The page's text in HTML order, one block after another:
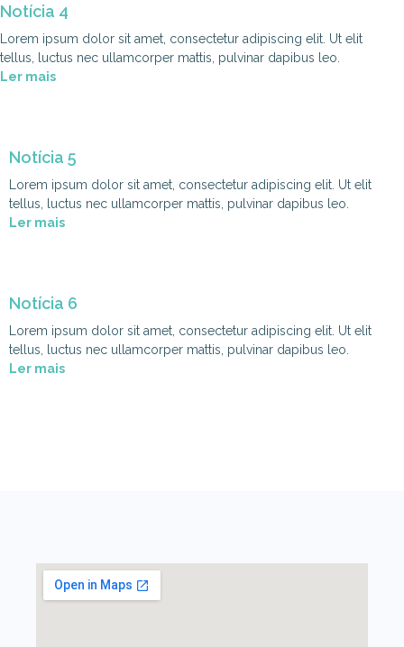
Notícia 4
Lorem ipsum dolor sit amet, consectetur adipiscing elit. Ut elit
tellus, luctus nec ullamcorper mattis, pulvinar dapibus leo.
Ler mais
Notícia 5
Lorem ipsum dolor sit amet, consectetur adipiscing elit. Ut elit
tellus, luctus nec ullamcorper mattis, pulvinar dapibus leo.
Ler mais
Notícia 6
Lorem ipsum dolor sit amet, consectetur adipiscing elit. Ut elit
tellus, luctus nec ullamcorper mattis, pulvinar dapibus leo.
Ler mais